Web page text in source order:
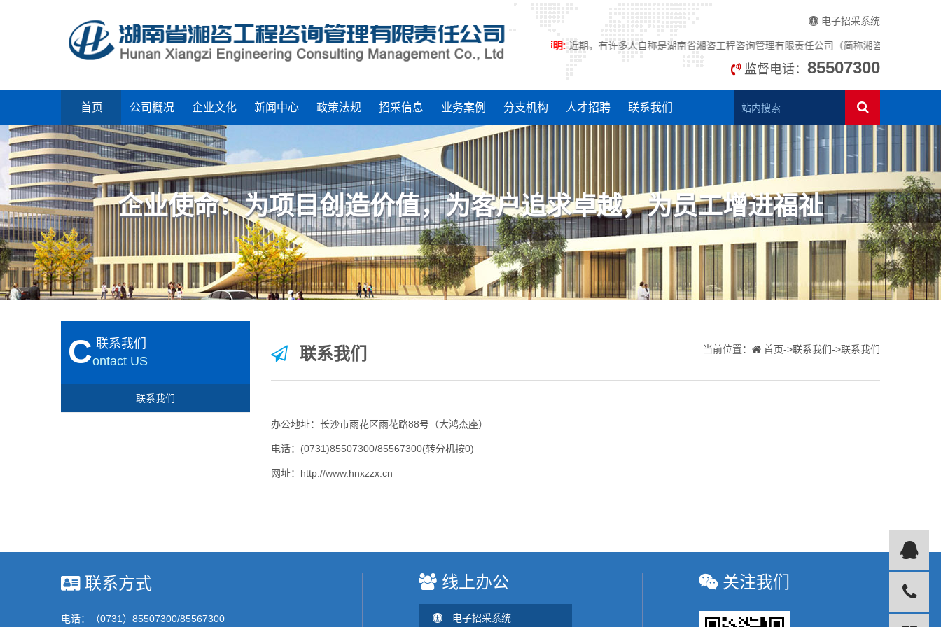
电子招采系统
近期，有许多人自称是湖南省湘咨工程咨询管理有限责任公司（简称湘咨管理）职员，
监督电话： 85507300
首页 公司概况 企业文化 新闻中心 政策法规 招采信息 业务案例 分支机构 人才招聘 联系我们
企业使命：为项目创造价值，为客户追求卓越，为员工增进福祉
C 联系我们
ontact US
联系我们
联系我们 当前位置： 首页->联系我们->联系我们
办公地址：长沙市雨花区雨花路88号（大鸿杰座）
电话：(0731)85507300/85567300(转分机按0)
网址：http://www.hnxzzx.cn
联系方式
电话：（0731）85507300/85567300
线上办公
电子招采系统
关注我们